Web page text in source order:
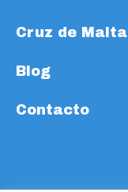
Cruz de Malta
Blog
Contacto